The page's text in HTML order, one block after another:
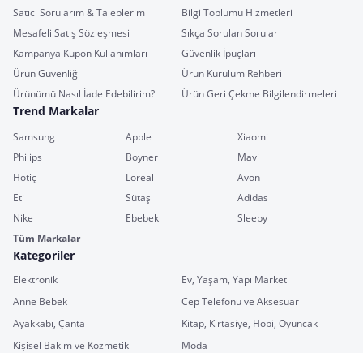
Satıcı Sorularım & Taleplerim
Bilgi Toplumu Hizmetleri
Mesafeli Satış Sözleşmesi
Sıkça Sorulan Sorular
Kampanya Kupon Kullanımları
Güvenlik İpuçları
Ürün Güvenliği
Ürün Kurulum Rehberi
Ürünümü Nasıl İade Edebilirim?
Ürün Geri Çekme Bilgilendirmeleri
Trend Markalar
Samsung Apple
Xiaomi
Philips
Boyner
Mavi
Hotiç
Loreal
Avon
Eti
Sütaş
Adidas
Nike
Ebebek
Sleepy
Tüm Markalar
Kategoriler
Elektronik
Ev, Yaşam, Yapı Market
Anne Bebek
Cep Telefonu ve Aksesuar
Ayakkabı, Çanta
Kitap, Kırtasiye, Hobi, Oyuncak
Kişisel Bakım ve Kozmetik
Moda